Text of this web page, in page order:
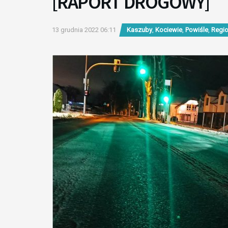
13 grudnia 2022 06:11 Kaszuby, Kociewie, Powiśle,